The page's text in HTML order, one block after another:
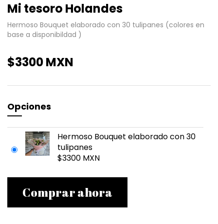
Mi tesoro Holandes
Hermoso Bouquet elaborado con 30 tulipanes (colores en
base a disponibildad )
$3300 MXN
Opciones
Hermoso Bouquet elaborado con 30
tulipanes
$3300 MXN
Comprar ahora